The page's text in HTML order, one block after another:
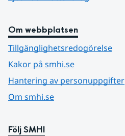
Om webbplatsen
Tillgänglighetsredogörelse
Kakor på smhi.se
Hantering av personuppgifter
Om smhi.se
Följ SMHI